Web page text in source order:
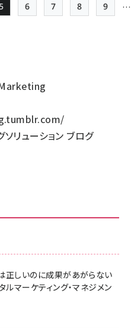
り
Page Page
6
Page
7
Page
8
Page
9 …
リューション ブログ
正しいのに成果があがらない
マーケティング・マネジメン